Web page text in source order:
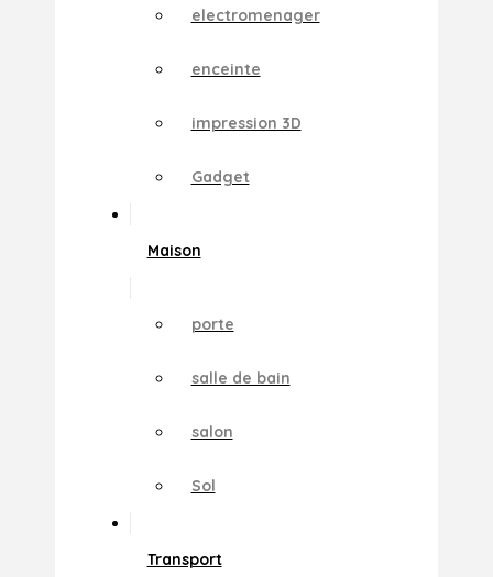
electromenager
enceinte
impression 3D
Gadget
Maison
porte
salle de bain
salon
Sol
Transport